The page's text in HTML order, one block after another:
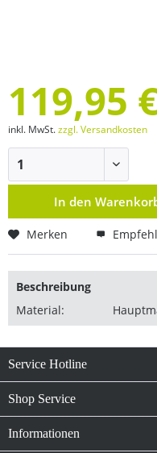
119,95
inkl. MwSt.zzgl. Versandkosten
In den
Merken
Beschreibung
Material:
Service Hotline
Shop Service
Informationen